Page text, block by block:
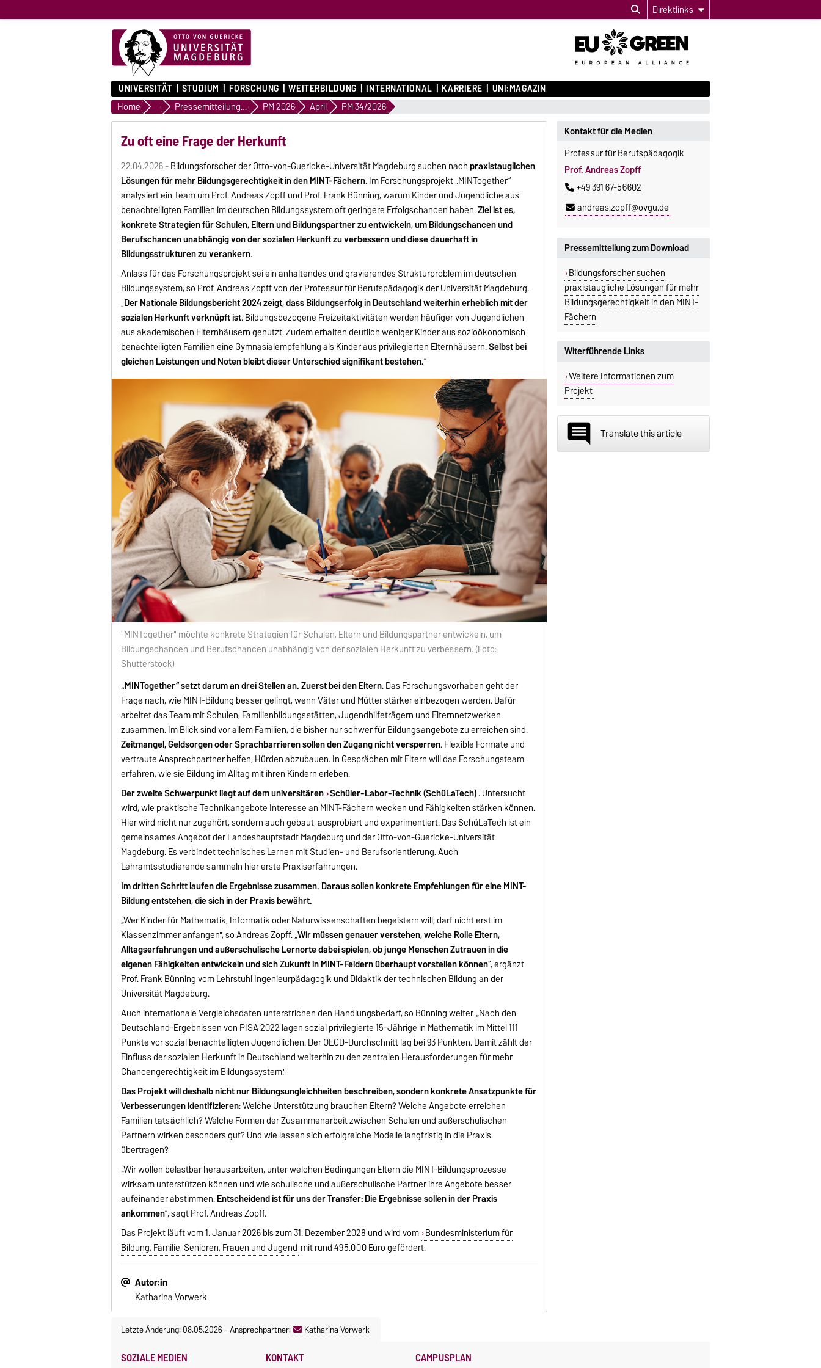
Direktlinks
UNIVERSITÄT STUDIUM FORSCHUNG WEITERBILDUNG INTERNATIONAL KARRIERE UNI:MAGAZIN
Home Presse & Medien Pressemitteilungen PM 2026 April PM 34/2026
Zu oft eine Frage der Herkunft
22.04.2026 -Bildungsforscher der Otto-von-Guericke-Universität Magdeburg suchen nachpraxistauglichen
Lösungen für mehr Bildungsgerechtigkeit in den MINT-Fächern. Im Forschungsprojekt „MINTogether“
analysiert ein Team um Prof. Andreas Zopff und Prof. Frank Bünning, warum Kinder und Jugendliche aus
benachteiligten Familien im deutschen Bildungssystem oft geringere Erfolgschancen haben.Ziel ist es,
konkrete Strategien für Schulen, Eltern und Bildungspartner zu entwickeln, um Bildungschancen und
Berufschancen unabhängig von der sozialen Herkunft zu verbessern und diese dauerhaft in
Bildungsstrukturen zu verankern.
Anlass für das Forschungsprojekt sei ein anhaltendes und gravierendes Strukturproblem im deutschen
Bildungssystem, so Prof. Andreas Zopff von der Professur für Berufspädagogik der Universität Magdeburg.
„Der Nationale Bildungsbericht 2024 zeigt, dass Bildungserfolg in Deutschland weiterhin erheblich mit der
sozialen Herkunft verknüpft ist. Bildungsbezogene Freizeitaktivitäten werden häufiger von Jugendlichen
aus akademischen Elternhäusern genutzt. Zudem erhalten deutlich weniger Kinder aus sozioökonomisch
benachteiligten Familien eine Gymnasialempfehlung als Kinder aus privilegierten Elternhäusern.Selbst bei
gleichen Leistungen und Noten bleibt dieser Unterschied signifikant bestehen.“
"MINTogether" möchte konkrete Strategien für Schulen, Eltern und Bildungspartner entwickeln, um
Bildungschancen und Berufschancen unabhängig von der sozialen Herkunft zu verbessern. (Foto:
Shutterstock)
„MINTogether“ setzt darum an drei Stellen an. Zuerst bei den Eltern. Das Forschungsvorhaben geht der
Frage nach, wie MINT-Bildung besser gelingt, wenn Väter und Mütter stärker einbezogen werden. Dafür
arbeitet das Team mit Schulen, Familienbildungsstätten, Jugendhilfeträgern und Elternnetzwerken
zusammen. Im Blick sind vor allem Familien, die bisher nur schwer für Bildungsangebote zu erreichen sind.
Zeitmangel, Geldsorgen oder Sprachbarrieren sollen den Zugang nicht versperren. Flexible Formate und
vertraute Ansprechpartner helfen, Hürden abzubauen. In Gesprächen mit Eltern will das Forschungsteam
erfahren, wie sie Bildung im Alltag mit ihren Kindern erleben.
Der zweite Schwerpunkt liegt auf dem universitären Schüler-Labor-Technik (SchüLaTech). Untersucht
wird, wie praktische Technikangebote Interesse an MINT-Fächern wecken und Fähigkeiten stärken können.
Hier wird nicht nur zugehört, sondern auch gebaut, ausprobiert und experimentiert. Das SchüLaTech ist ein
gemeinsames Angebot der Landeshauptstadt Magdeburg und der Otto-von-Guericke-Universität
Magdeburg. Es verbindet technisches Lernen mit Studien- und Berufsorientierung. Auch
Lehramtsstudierende sammeln hier erste Praxiserfahrungen.
Im dritten Schritt laufen die Ergebnisse zusammen. Daraus sollen konkrete Empfehlungen für eine MINT-
Bildung entstehen, die sich in der Praxis bewährt.
„Wer Kinder für Mathematik, Informatik oder Naturwissenschaften begeistern will, darf nicht erst im
Klassenzimmer anfangen", so Andreas Zopff. „Wir müssen genauer verstehen, welche Rolle Eltern,
Alltagserfahrungen und außerschulische Lernorte dabei spielen, ob junge Menschen Zutrauen in die
eigenen Fähigkeiten entwickeln und sich Zukunft in MINT-Feldern überhaupt vorstellen können“, ergänzt
Prof. Frank Bünning vom Lehrstuhl Ingenieurpädagogik und Didaktik der technischen Bildung an der
Universität Magdeburg.
Auch internationale Vergleichsdaten unterstrichen den Handlungsbedarf, so Bünning weiter. „Nach den
Deutschland-Ergebnissen von PISA 2022 lagen sozial privilegierte 15-Jährige in Mathematik im Mittel 111
Punkte vor sozial benachteiligten Jugendlichen. Der OECD-Durchschnitt lag bei 93 Punkten. Damit zählt der
Einfluss der sozialen Herkunft in Deutschland weiterhin zu den zentralen Herausforderungen für mehr
Chancengerechtigkeit im Bildungssystem."
Das Projekt will deshalb nicht nur Bildungsungleichheiten beschreiben, sondern konkrete Ansatzpunkte für
Verbesserungen identifizieren: Welche Unterstützung brauchen Eltern? Welche Angebote erreichen
Familien tatsächlich? Welche Formen der Zusammenarbeit zwischen Schulen und außerschulischen
Partnern wirken besonders gut? Und wie lassen sich erfolgreiche Modelle langfristig in die Praxis
übertragen?
„Wir wollen belastbar herausarbeiten, unter welchen Bedingungen Eltern die MINT-Bildungsprozesse
wirksam unterstützen können und wie schulische und außerschulische Partner ihre Angebote besser
aufeinander abstimmen.Entscheidend ist für uns der Transfer: Die Ergebnisse sollen in der Praxis
ankommen“, sagt Prof. Andreas Zopff.
Das Projekt läuft vom 1. Januar 2026 bis zum 31. Dezember 2028 und wird vom Bundesministerium für
Bildung, Familie, Senioren, Frauen und Jugend mit rund 495.000 Euro gefördert.
Autor:in
Katharina Vorwerk
Kontakt für die Medien
Professur für Berufspädagogik
Prof. Andreas Zopff
+49 391 67-56602
andreas.zopff@ovgu.de
Pressemitteilung zum Download
Bildungsforscher suchen
praxistaugliche Lösungen für mehr
Bildungsgerechtigkeit in den MINT-
Fächern
Witerführende Links
Weitere Informationen zum
Projekt
insert_comment Translate this article
Letzte Änderung: 08.05.2026-Ansprechpartner: Katharina Vorwerk
SOZIALE MEDIEN KONTAKT CAMPUSPLAN